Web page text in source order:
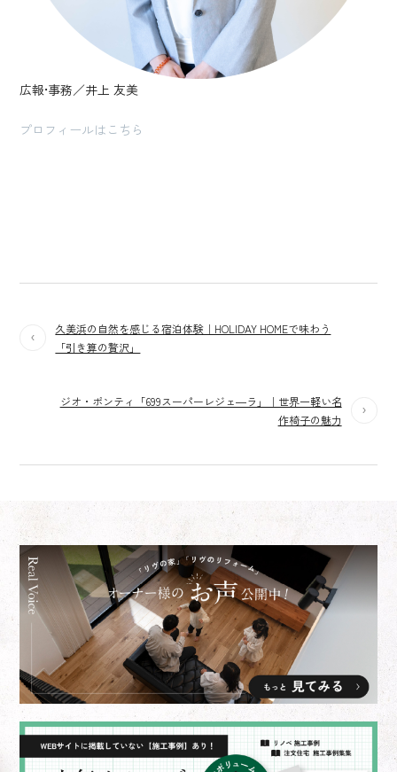
広報•事務／井上 友美
プロフィールはこちら
久美浜の自然を感じる宿泊体験｜HOLIDAY HOMEで味わう
「引き算の贅沢」
ジオ・ポンティ「699スーパーレジェ―ラ」｜世界一軽い名
作椅子の魅力